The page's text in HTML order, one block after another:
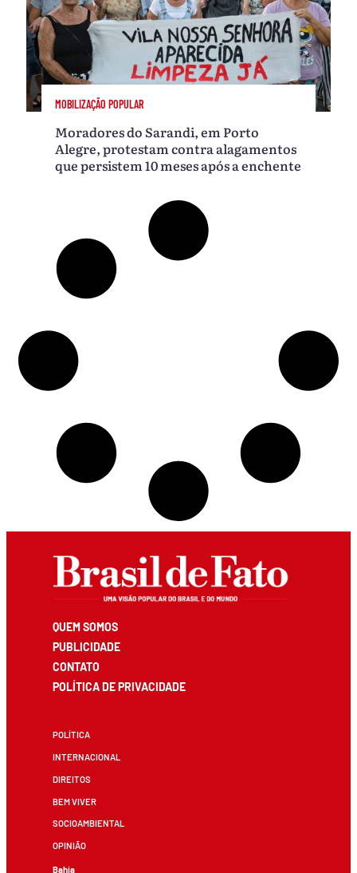
MOBILIZAÇÃO POPULAR
Moradores do Sarandi, em Porto
Alegre, protestam contra alagamentos
que persistem 10 meses após a enchente
QUEM SOMOS
PUBLICIDADE
CONTATO
POLÍTICA DE PRIVACIDADE
POLÍTICA
INTERNACIONAL
DIREITOS
BEM VIVER
SOCIOAMBIENTAL
OPINIÃO
Bahia